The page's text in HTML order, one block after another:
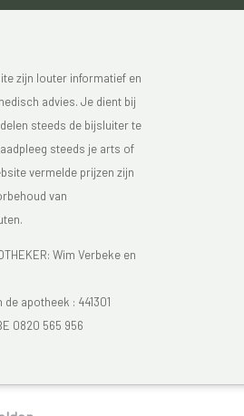
zijn louter informatief en
advies. Je dient bij
steeds de bijsluiter te
steeds je arts of
vermelde prijzen zijn
van
Wim Verbeke en
de apotheek : 441301
0820 565 956
Thorre in de FAGG lijst